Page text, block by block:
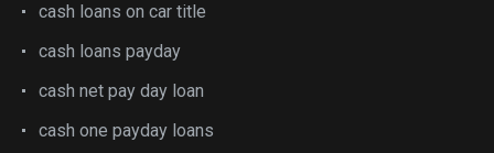
cash loans on car title
cash loans payday
cash net pay day loan
cash one payday loans